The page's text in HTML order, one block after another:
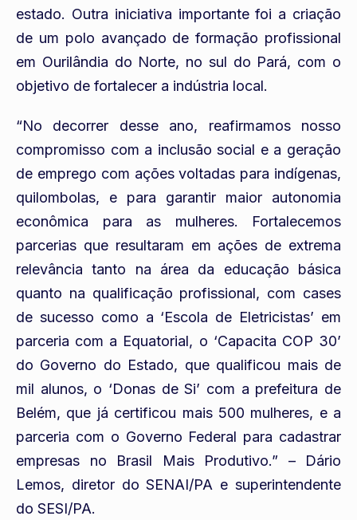
estado. Outra iniciativa importante foi a criação
de um polo avançado de formação profissional
em Ourilândia do Norte, no sul do Pará, com o
objetivo de fortalecer a indústria local.
“No decorrer desse ano, reafirmamos nosso
compromisso com a inclusão social e a geração
de emprego com ações voltadas para indígenas,
quilombolas, e para garantir maior autonomia
econômica para as mulheres. Fortalecemos
parcerias que resultaram em ações de extrema
relevância tanto na área da educação básica
quanto na qualificação profissional, com cases
de sucesso como a ‘Escola de Eletricistas’ em
parceria com a Equatorial, o ‘Capacita COP 30’
do Governo do Estado, que qualificou mais de
mil alunos, o ‘Donas de Si’ com a prefeitura de
Belém, que já certificou mais 500 mulheres, e a
parceria com o Governo Federal para cadastrar
empresas no Brasil Mais Produtivo.” – Dário
Lemos, diretor do SENAI/PA e superintendente
do SESI/PA.